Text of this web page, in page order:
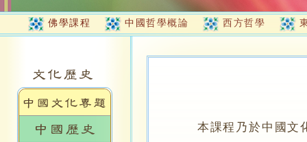
佛學課程 中國哲學概論 西方哲學
本課程乃於中國文